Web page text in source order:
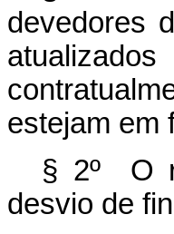
devedores
estejam em
§ 2º O
desvio de